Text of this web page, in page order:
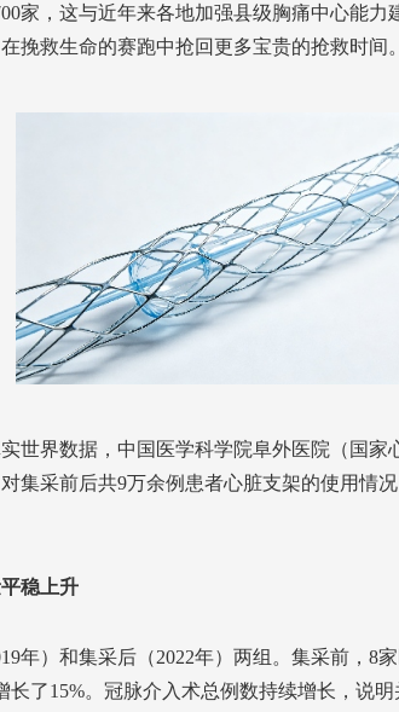
家，这与近年来各地加强县级胸痛中心能
挽救生命的赛跑中抢回更多宝贵的抢救时间。
世界数据，中国医学科学院阜外医院（国
集采前后共9万余例患者心脏支架的使用情
稳上升
年）和集采后（2022年）两组。集采前，8
了15%。冠脉介入术总例数持续增长，说